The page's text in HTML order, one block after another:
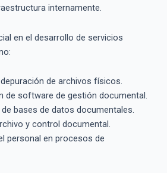
internamente.
en el desarrollo de servicios
de archivos físicos.
de software de gestión documental.
bases de datos documentales.
y control documental.
personal en procesos de